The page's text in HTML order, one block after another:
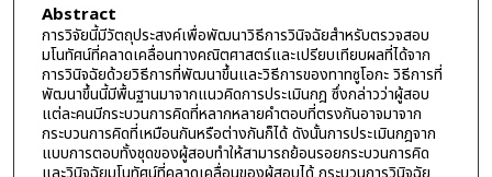
Abstract
การวิจัยนี้มีวัตถุประสงค์เพื่อพัฒนาวิธีการวินิจฉัยสำหรับตรวจสอบ
มโนทัศน์ที่คลาดเคลื่อนทางคณิตศาสตร์และเปรียบเทียบผลที่ได้จาก
การวินิจฉัยด้วยวิธีการที่พัฒนาขึ้นและวิธีการของทาทซูโอกะ วิธีการที่
พัฒนาขึ้นนี้มีพื้นฐานมาจากแนวคิดการประเมินกฎ ซึ่งกล่าวว่าผู้สอบ
แต่ละคนมีกระบวนการคิดที่หลากหลายคำตอบที่ตรงกันอาจมาจาก
กระบวนการคิดที่เหมือนกันหรือต่างกันก็ได้ ดังนั้นการประเมินกฎจาก
แบบการตอบทั้งชุดของผู้สอบทำให้สามารถย้อนรอยกระบวนการคิด